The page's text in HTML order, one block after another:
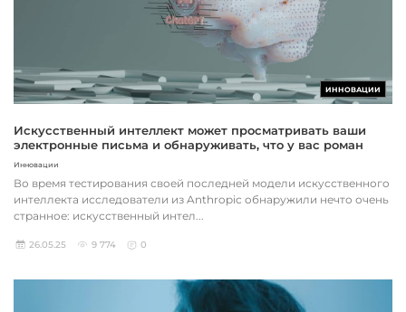
ИННОВАЦИИ
Искусственный интеллект может просматривать ваши
электронные письма и обнаруживать, что у вас роман
Инновации
Во время тестирования своей последней модели искусственного
интеллекта исследователи из Anthropic обнаружили нечто очень
странное: искусственный интел...
26.05.25 9 774 0